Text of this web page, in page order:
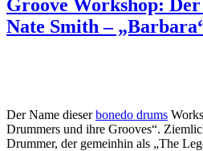
Groove Workshop:
Nate Smith –
Der Name dieserbonedo drums
Drummers und ihre Grooves“.
Drummer, der gemeinhin als „The